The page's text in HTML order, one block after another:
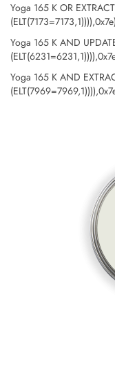
Yoga 165 K OR
Yoga 165 K AND
Yoga 165 K AND